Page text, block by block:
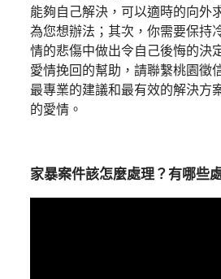
能夠自己解決，可以適時的向外
為您想辦法；其次，你需要保持
情的悲傷中做出令自己後悔的決
愛情挽回的幫助，請聯繫桃園徵
最專業的建議和最有效的解決方
的愛情。
家暴案件該怎麼處理？有哪些